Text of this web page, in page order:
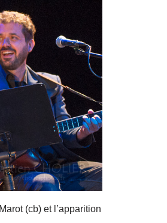
(cb) et l’apparition